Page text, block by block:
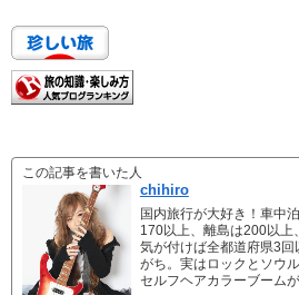
この記事を書いた人
chihiro
国内旅行が大好き！車中
170以上、離島は200以上
気が付けば全都道府県3
がち。実はロックとソウ
セルフヘアカラーブームが